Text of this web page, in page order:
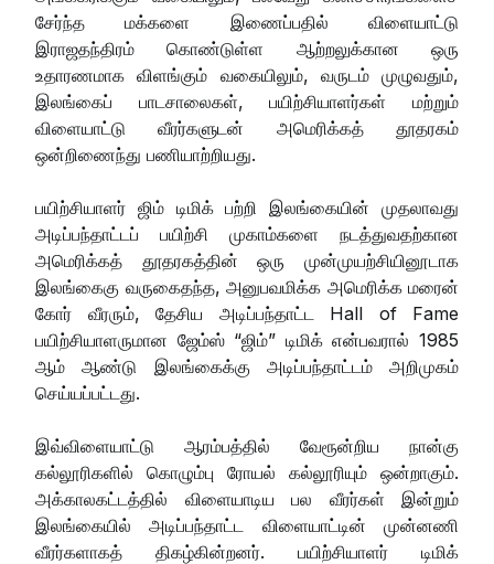
சேர்ந்த மக்களை இணைப்பதில் விளையாட்டு
இராஜதந்திரம் கொண்டுள்ள ஆற்றலுக்கான ஒரு
உதாரணமாக விளங்கும் வகையிலும், வருடம் முழுவதும்,
இலங்கைப் பாடசாலைகள், பயிற்சியாளர்கள் மற்றும்
விளையாட்டு வீரர்களுடன் அமெரிக்கத் தூதரகம்
ஒன்றிணைந்து பணியாற்றியது.
பயிற்சியாளர் ஜிம் டிமிக் பற்றி இலங்கையின் முதலாவது
அடிப்பந்தாட்டப் பயிற்சி முகாம்களை நடத்துவதற்கான
அமெரிக்கத் தூதரகத்தின் ஒரு முன்முயற்சியினூடாக
இலங்கைகு வருகைதந்த, அனுபவமிக்க அமெரிக்க மரைன்
கோர் வீரரும், தேசிய அடிப்பந்தாட்ட Hall of Fame
பயிற்சியாளருமான ஜேம்ஸ் “ஜிம்” டிமிக் என்பவரால் 1985
ஆம் ஆண்டு இலங்கைக்கு அடிப்பந்தாட்டம் அறிமுகம்
செய்யப்பட்டது.
இவ்விளையாட்டு ஆரம்பத்தில் வேரூன்றிய நான்கு
கல்லூரிகளில் கொழும்பு ரோயல் கல்லூரியும் ஒன்றாகும்.
அக்காலகட்டத்தில் விளையாடிய பல வீரர்கள் இன்றும்
இலங்கையில் அடிப்பந்தாட்ட விளையாட்டின் முன்னணி
வீரர்களாகத் திகழ்கின்றனர். பயிற்சியாளர் டிமிக்